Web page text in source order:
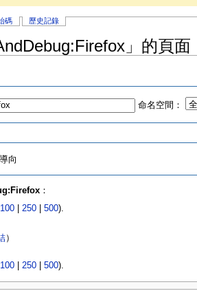
碼 歷史記錄
」的頁面
命名空間：
向
：
100| 250| 500).
）
100| 250| 500).